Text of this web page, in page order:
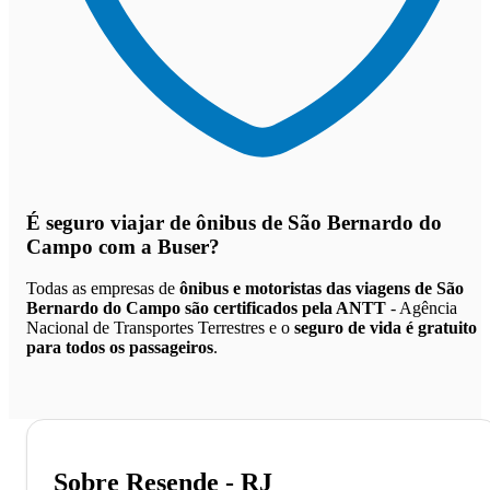
É seguro viajar de ônibus de São Bernardo do
Campo com a Buser?
Todas as empresas de ônibus e motoristas das viagens de São
Bernardo do Campo são certificados pela ANTT - Agência
Nacional de Transportes Terrestres e o seguro de vida é gratuito
para todos os passageiros.
Sobre Resende - RJ